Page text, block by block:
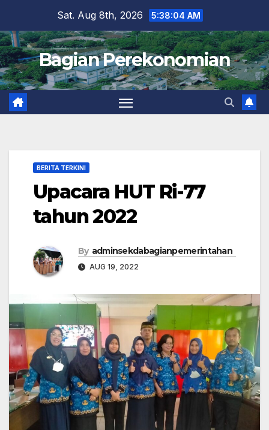
content
Sat. Aug 8th, 2026 5:38:06 AM
Bagian Perekonomian
BERITA TERKINI
Upacara HUT Ri-77
tahun 2022
By adminsekdabagianpemerintahan
AUG 19, 2022